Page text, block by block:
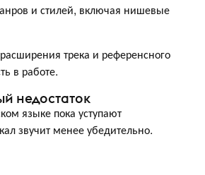
и стилей, включая нишевые
трека и референсного
в работе.
недостаток
языке пока уступают
звучит менее убедительно.